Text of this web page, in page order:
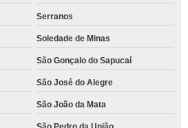
Serranos
Soledade de Minas
São Gonçalo do Sapucaí
São José do Alegre
São João da Mata